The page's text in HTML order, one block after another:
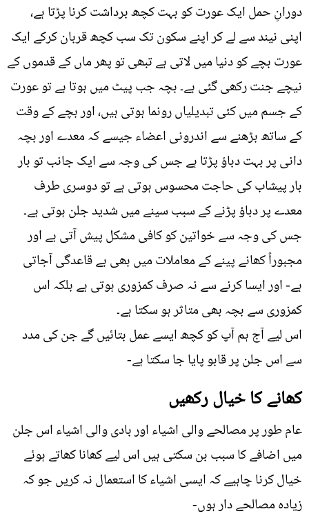
دورانِ حمل ایک عورت کو بہت کچھ برداشت کرنا پڑتا ہے،
اپنی نیند سے لے کر اپنے سکون تک سب کچھ قربان کرکے ایک
عورت بچے کو دنیا میں لاتی ہے تبھی تو پھر ماں کے قدموں کے
نیچے جنت رکھی گئی ہے۔ بچہ جب پیٹ میں ہوتا ہے تو عورت
کے جسم میں کئی تبدیلیاں رونما ہوتی ہیں، اور بچے کے وقت
کے ساتھ بڑھنے سے اندرونی اعضاء جیسے کہ معدے اور بچہ
دانی پر بہت دباؤ پڑتا ہے جس کی وجہ سے ایک جانب تو بار
بار پیشاب کی حاجت محسوس ہوتی ہے تو دوسری طرف
معدے پر دباؤ پڑنے کے سبب سینے میں شدید جلن ہوتی ہے۔
جس کی وجہ سے خواتین کو کافی مشکل پیش آتی ہے اور
مجبوراً کھانے پینے کے معاملات میں بھی بے قاعدگی آجاتی
ہے- اور ایسا کرنے سے نہ صرف کمزوری ہوتی ہے بلکہ اس
کمزوری سے بچہ بھی متاثر ہو سکتا ہے۔
اس لیے آج ہم آپ کو کچھ ایسے عمل بتائيں گے جن کی مدد
سے اس جلن پر قابو پایا جا سکتا ہے-
کھانے کا خیال رکھیں
عام طور پر مصالحے والی اشیاﺀ اور بادی والی اشیاﺀ اس جلن
میں اضافے کا سبب بن سکتی ہیں اس لیے کھانا کھاتے ہوئے
خیال کرنا چاہیے کہ ایسی اشیاﺀ کا استعمال نہ کریں جو کہ
زیادہ مصالحے دار ہوں-